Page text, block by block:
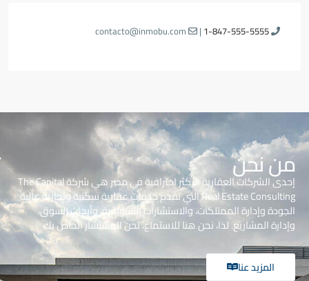
1-847-555-5555
|
من نحن إحدى الشركات العقارية الأكثر احترافية في مصر هي شركة The Capital
Real Estate Consulting التي تقدم خدمات عقارية سكنية وتجارية عالية
الجودة وإدارة الممتلكات، والاستشارات التسويقية، وأبحاث السوق،
وإدارة المشاريع. لذا، نحن هنا للاستماع، نحن المستشار الخاص بك
المزيد عنا